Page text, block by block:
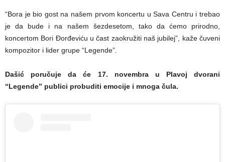
“Bora je bio gost na našem prvom koncertu u Sava Centru i trebao
je da bude i na našem šezdesetom, tako da ćemo prirodno,
koncertom Bori Đorđeviću u čast zaokružiti naš jubilej”, kaže čuveni
kompozitor i lider grupe “Legende”.
Dašić poručuje da će 17. novembra u Plavoj dvorani
“Legende” publici probuditi emocije i mnoga čula.